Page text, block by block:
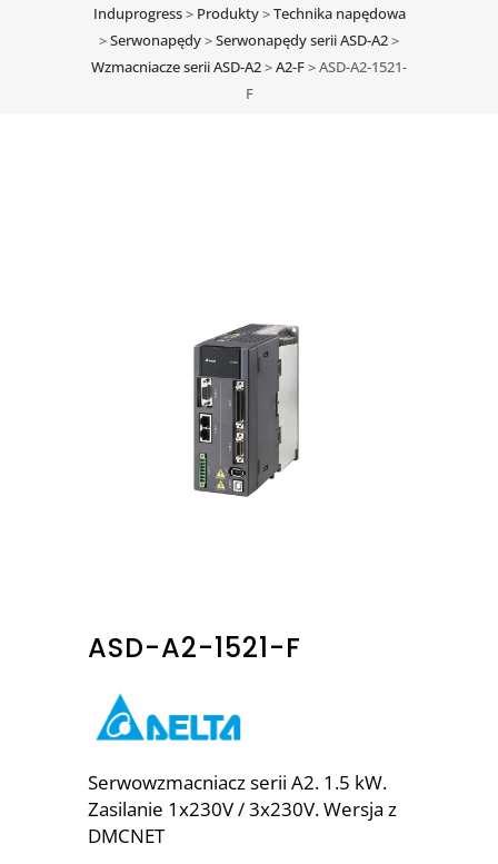
Induprogress> Produkty>Technika napędowa
>Serwonapędy>Serwonapędy serii ASD-A2>
Wzmacniacze serii ASD-A2>A2-F>ASD-A2-1521-
F
ASD-A2-1521-F
Serwowzmacniacz serii A2. 1.5 kW.
Zasilanie 1x230V / 3x230V. Wersja z
DMCNET